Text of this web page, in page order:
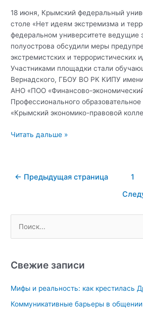
Вернадского
посетил
Директор
Департамента
координации
информационной
и
просветительской
деятельности
Министерства
и
Андрей
18 июня, Крымский федеральный
столе «Нет идеям экстремизма и
федеральном университете ведущие
полуострова обсудили меры
экстремистских и террористических
Участниками площадки стали
Вернадского, ГБОУ ВО РК КИПУ
АНО «ПОО «Финансово-
Профессионального
«Крымский экономико-правовой
Программа
июнь
Читать дальше »
Постраничная
← Предыдущая страница 1
с
:
Свежие записи
Мифы и реальность: как крестилась
Коммуникативные барьеры в общении